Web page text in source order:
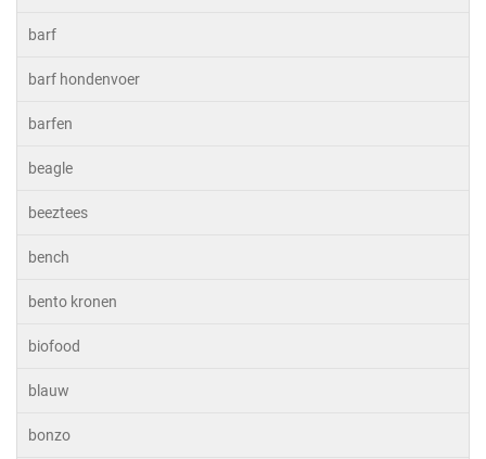
barf
barf hondenvoer
barfen
beagle
beeztees
bench
bento kronen
biofood
blauw
bonzo